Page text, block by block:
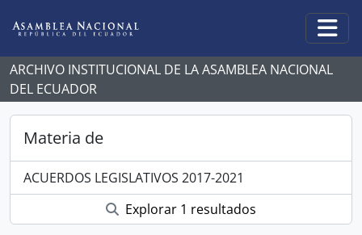
ARCHIVO INSTITUCIONAL DE LA ASAMBLEA NACIONAL
DEL ECUADOR
Materia de
ACUERDOS LEGISLATIVOS 2017-2021
Explorar 1 resultados